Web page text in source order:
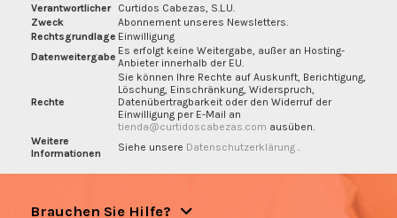
Verantwortlicher
Curtidos Cabezas, S.L.U.
Zweck
Abonnement unseres Newsletters.
Rechtsgrundlage Einwilligung
Datenweitergabe Es erfolgt keine Weitergabe, außer an Hosting-
Anbieter innerhalb der EU.
Rechte
Sie können Ihre Rechte auf Auskunft, Berichtigung,
Löschung, Einschränkung, Widerspruch,
Datenübertragbarkeit oder den Widerruf der
Einwilligung per E-Mail an
tienda@curtidoscabezas.com ausüben.
Weitere
Informationen
Siehe unsere Datenschutzerklärung
Brauchen Sie Hilfe?